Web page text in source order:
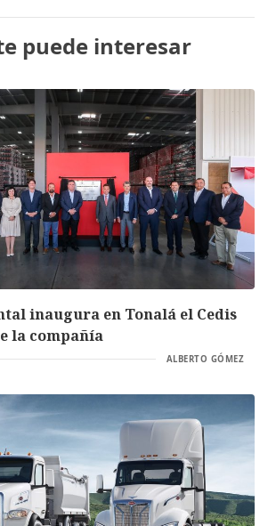
puede interesar
inaugura en Tonalá el Cedis
la compañía
ALBERTO GÓMEZ